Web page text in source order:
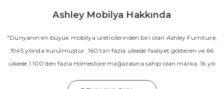
Ashley Mobilya Hakkında
"Dünyanın en büyük mobilya üreticilerinden biri olan Ashley Furniture,
1945 yılında kurulmuştur. 160’tan fazla ülkede faaliyet gösteren ve 66
ülkede 1.100’den fazla Homestore mağazasına sahip olan marka, 16 yılı